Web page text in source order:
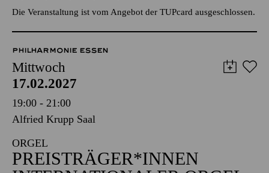
TICKETS
99,00 95,00 85,00 75,00 65,00€
Die Veranstaltung ist vom Angebot der TUPcard ausgeschlossen.
PHILHARMONIE ESSEN
Mittwoch
17.02.2027
19:00 - 21:00
Alfried Krupp Saal